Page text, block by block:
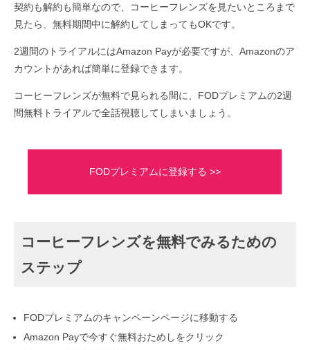
契約も解約も簡単なので、コーヒーフレンズを見たいところまで
見たら、無料期間中に解約してしまってもOKです。
2週間のトライアルにはAmazon Payが必要ですが、Amazonのア
カウントがあれば簡単に登録できます。
コーヒーフレンズが無料で見られる間に、FODプレミアムの2週
間無料トライアルで全話視聴してしまいましょう。
FODプレミアムに登録する >>
コーヒーフレンズを無料でみるための
ステップ
FODプレミアムのキャンペーンページに移動する
Amazon Payで今すぐ無料おためしをクリック